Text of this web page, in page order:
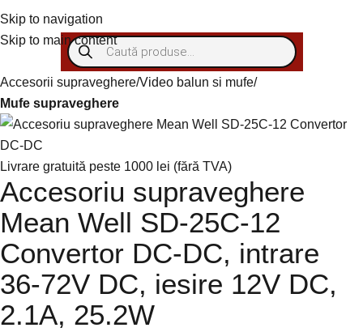
Skip to navigation
Skip to main content
Accesorii supraveghere Video balun si mufe
Mufe supraveghere
Livrare gratuită peste 1000 lei (fără TVA)
Accesoriu supraveghere
Mean Well SD-25C-12
Convertor DC-DC, intrare
36-72V DC, iesire 12V DC,
2.1A, 25.2W